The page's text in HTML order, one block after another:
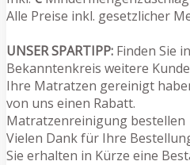
Alle Preise inkl. gesetzlicher
UNSER SPARTIPP: Finden Sie
Bekanntenkreis weitere
Ihre Matratzen gereinigt
von uns einen Rabatt.
Matratzenreinigung bestellen
Vielen Dank für Ihre
Sie erhalten in Kürze eine